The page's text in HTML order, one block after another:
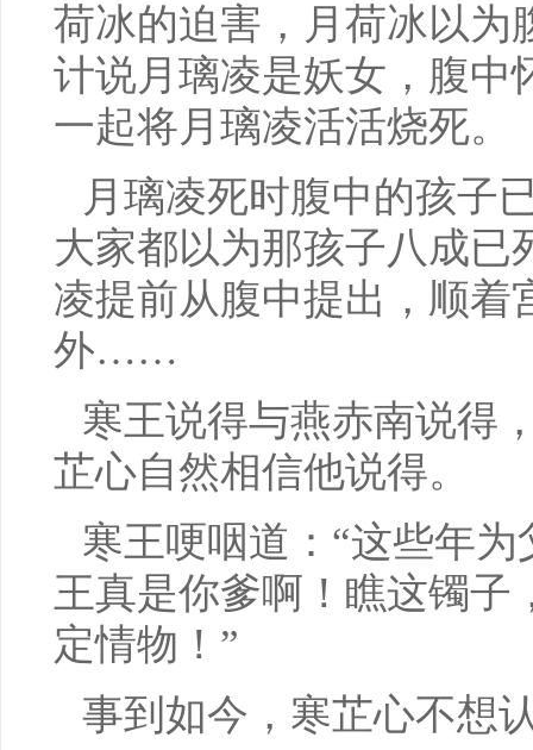
荷冰的迫害，月荷冰以为
计说月璃凌是妖女，腹中
一起将月璃凌活活烧死。
月璃凌死时腹中的孩子
大家都以为那孩子八成已
凌提前从腹中提出，顺着
外……
寒王说得与燕赤南说得
芷心自然相信他说得。
寒王哽咽道：“这些年
王真是你爹啊！瞧这镯子
定情物！”
事到如今，寒芷心不想